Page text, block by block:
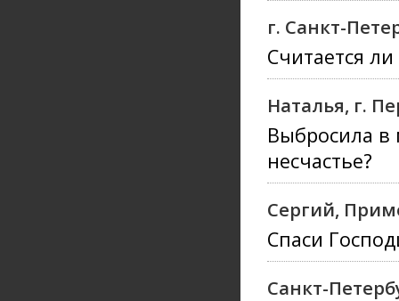
г. Санкт-
Считается
Наталья, г.
Выбросила в
несчастье?
Сергий,
Спаси
Санкт-